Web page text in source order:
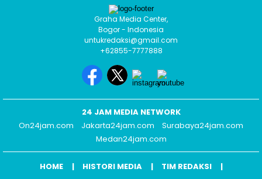
Graha Media Center,
Bogor - Indonesia
untukredaksi@gmail.com
+62855-7777888
24 JAM MEDIA NETWORK
On24jam.com
Jakarta24jam.com
Surabaya24jam.com
Medan24jam.com
HOME HISTORI MEDIA
TIM REDAKSI